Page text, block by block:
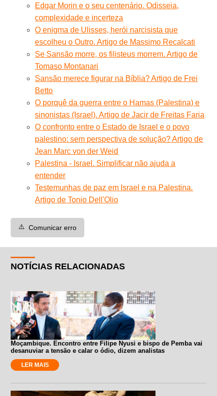
Edgar Morin e o seu centenário. Odisseia,
complexidade e incerteza
O enigma de Ulisses, herói narcisista que
escolheu o Outro. Artigo de Massimo Recalcati
Se Sansão morre, os filisteus morrem. Artigo de
Tomaso Montanari
Sansão merece figurar na Bíblia? Artigo de Frei
Betto
O porquê da guerra entre o Hamas (Palestina) e
sinonistas (Israel). Artigo de Jacir de Freitas Faria
O confronto entre o Estado de Israel e o povo
palestino: sem perspectiva de solução? Artigo de
Jean Marc von der Weid
Palestina - Israel. Simplificar não ajuda a
entender
Testemunhas de paz em Israel e na Palestina.
Artigo de Tonio Dell'Olio
⚠️ Comunicar erro
NOTÍCIAS RELACIONADAS
Moçambique. Encontro entre Filipe Nyusi e bispo de Pemba vai
desanuviar a tensão e calar o ódio, dizem analistas
LER MAIS